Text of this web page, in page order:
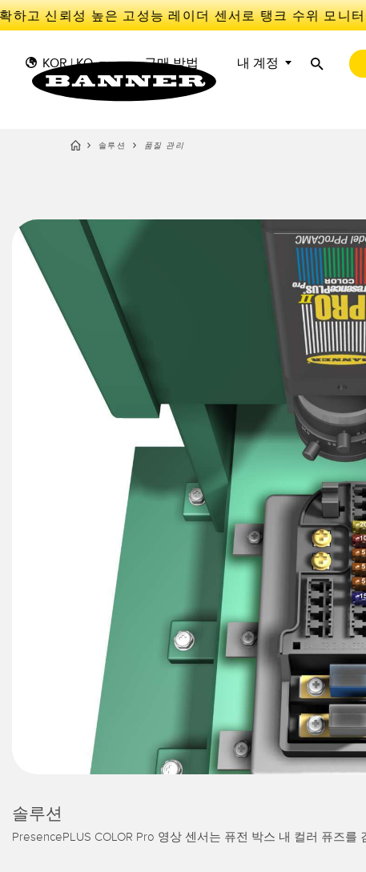
하고 신뢰성 높은 고성능 레이더 센서로 탱크 수위 모니터
KOR | KO 구매 방법 내 계정
조명 및 표시기
기계 안전
산업용 무선
BARCODE & VISION
REMOTE I/O
CONNECTIVITY
MONITORING SOLUTIONS
SNAP SIGNAL
SOFTWARE
광전 센
레이더
슬롯,
Sensors
액세
컨버터
코드셋
장비 보호
PICK-TO-LIGHT
산업용 조명
상태 표시
측정 및 검사
품질 관리
PREDICTIVE MAINTENANCE
RADAR APPLICATIONS
Overall
선행 에
예측 유
관
세척
IO-Link
솔루션 품질 관리
솔루션
PresencePLUS COLOR Pro 영상 센서는 퓨전 박스 내 컬러 퓨즈